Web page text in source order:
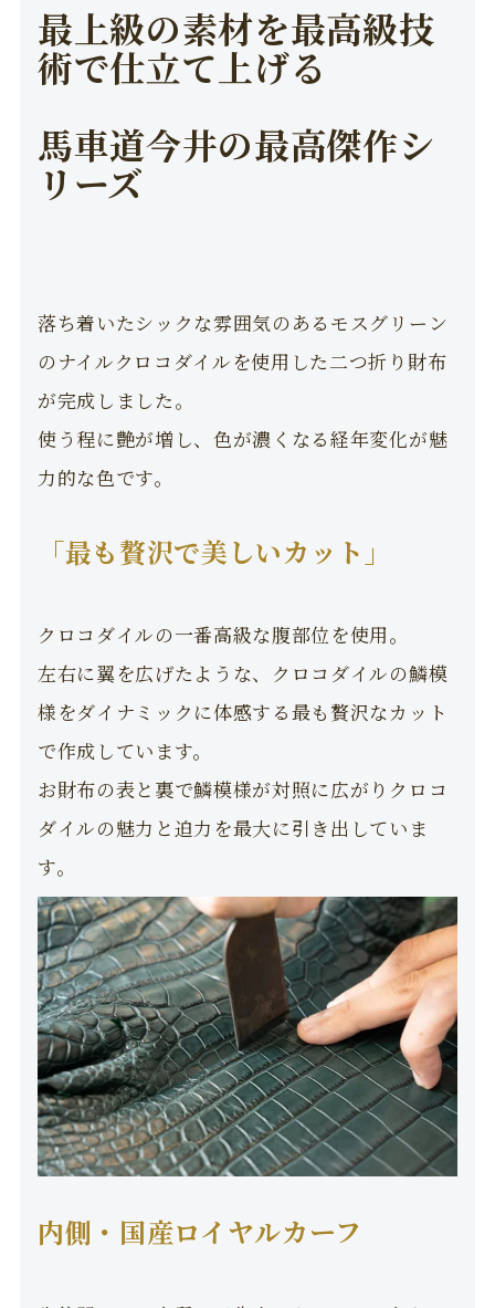
最上級の素材を最高級技
術で仕立て上げる
馬車道今井の最高傑作シ
リーズ
落ち着いたシックな雰囲気のあるモスグリーン
のナイルクロコダイルを使用した二つ折り財布
が完成しました。
使う程に艶が増し、色が濃くなる経年変化が魅
力的な色です。
「最も贅沢で美しいカット」
クロコダイルの一番高級な腹部位を使用。
左右に翼を広げたような、クロコダイルの鱗模
様をダイナミックに体感する最も贅沢なカット
で作成しています。
お財布の表と裏で鱗模様が対照に広がりクロコ
ダイルの魅力と迫力を最大に引き出していま
す。
内側・国産ロイヤルカーフ